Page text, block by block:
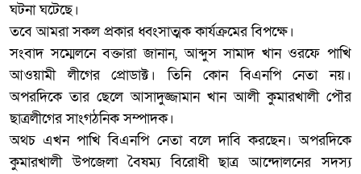
ঘটনা ঘটেছে।
তবে আমরা সকল প্রকার ধ্বংসাত্মক কার্যক্রমের বিপক্ষে।
সংবাদ সম্মেলনে বক্তারা জানান, আব্দুস সামাদ খান ওরফে পাখি
আওয়ামী লীগের প্রোডাক্ট। তিনি কোন বিএনপি নেতা নয়।
অপরদিকে তার ছেলে আসাদুজ্জামান খান আলী কুমারখালী পৌর
ছাত্রলীগের সাংগঠনিক সম্পাদক।
অথচ এখন পাখি বিএনপি নেতা বলে দাবি করছেন। অপরদিকে
কুমারখালী উপজেলা বৈষম্য বিরোধী ছাত্র আন্দোলনের সদস্য